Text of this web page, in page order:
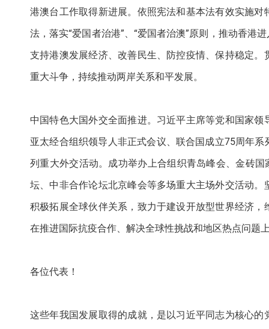
港澳台工作取得新进展。依照宪法和基本法有效实施
法，落实“爱国者治港”、“爱国者治澳”原则，推动香港
支持港澳发展经济、改善民生、防控疫情、保持稳定
重大斗争，持续推动两岸关系和平发展。
中国特色大国外交全面推进。习近平主席等党和国家
亚太经合组织领导人非正式会议、联合国成立75周年
列重大外交活动。成功举办上合组织青岛峰会、金砖
坛、中非合作论坛北京峰会等多场重大主场外交活动
积极拓展全球伙伴关系，致力于建设开放型世界经济
在推进国际抗疫合作、解决全球性挑战和地区热点问题
各位代表！
这些年我国发展取得的成就，是以习近平同志为核心